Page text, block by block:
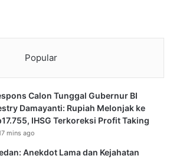
Popular
Calon Tunggal Gubernur BI
Damayanti: Rupiah Melonjak ke
IHSG Terkoreksi Profit Taking
mins ago
Anekdot Lama dan Kejahatan